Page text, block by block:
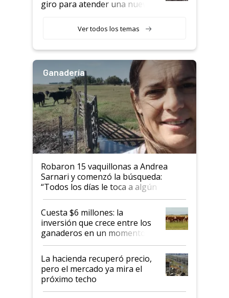
giro para atender una nueva
Ver todos los temas
Ganadería
Robaron 15 vaquillonas a Andrea
Sarnari y comenzó la búsqueda:
“Todos los días le toca a algún
productor”
Cuesta $6 millones: la
inversión que crece entre los
ganaderos en un momento
histórico para la actividad
La hacienda recuperó precio,
pero el mercado ya mira el
próximo techo